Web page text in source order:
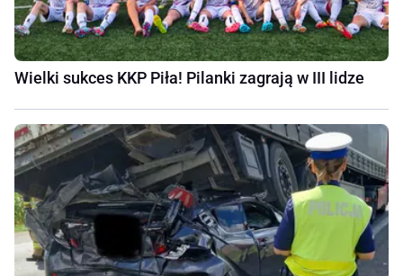
Wielki sukces KKP Piła! Pilanki zagrają w III lidze